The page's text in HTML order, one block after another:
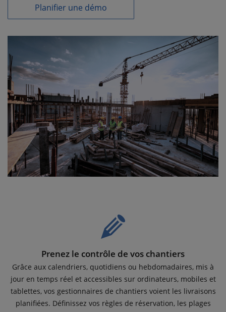
Planifier une démo
Prenez le contrôle de vos chantiers
Grâce aux calendriers, quotidiens ou hebdomadaires, mis à
jour en temps réel et accessibles sur ordinateurs, mobiles et
tablettes, vos gestionnaires de chantiers voient les livraisons
planifiées. Définissez vos règles de réservation, les plages